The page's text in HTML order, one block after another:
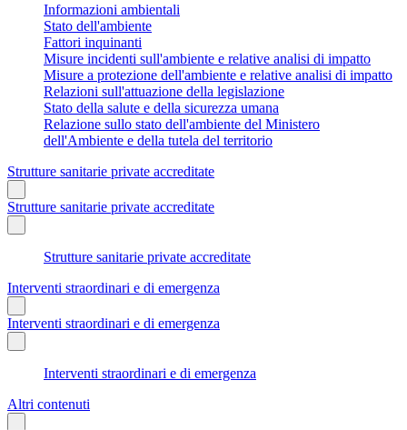
Informazioni ambientali
Stato dell'ambiente
Fattori inquinanti
Misure incidenti sull'ambiente e relative analisi di impatto
Misure a protezione dell'ambiente e relative analisi di impatto
Relazioni sull'attuazione della legislazione
Stato della salute e della sicurezza umana
Relazione sullo stato dell'ambiente del Ministero
dell'Ambiente e della tutela del territorio
Strutture sanitarie private accreditate
Strutture sanitarie private accreditate
Strutture sanitarie private accreditate
Interventi straordinari e di emergenza
Interventi straordinari e di emergenza
Interventi straordinari e di emergenza
Altri contenuti